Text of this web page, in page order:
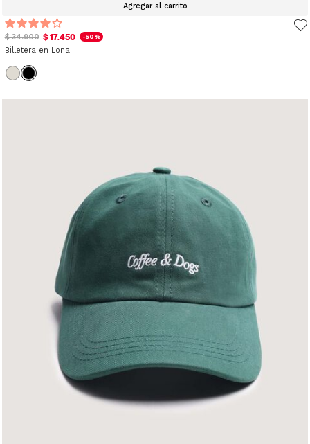
Agregar al carrito
$ 34.900 $ 17.450 -50%
Billetera en Lona